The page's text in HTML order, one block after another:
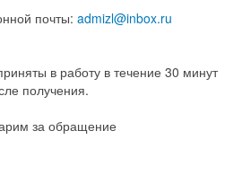
почты: admizl@inbox.ru
в работу в течение 30 минут
получения.
за обращение